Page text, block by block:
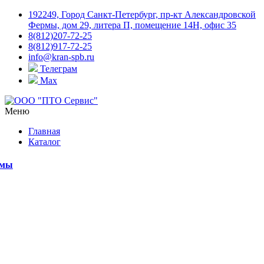
192249, Город Санкт-Петербург, пр-кт Александровской
Фермы, дом 29, литера П, помещение 14Н, офис 35
8(812)207-72-25
8(812)917-72-25
info@kran-spb.ru
Телеграм
Max
Меню
Главная
Каталог